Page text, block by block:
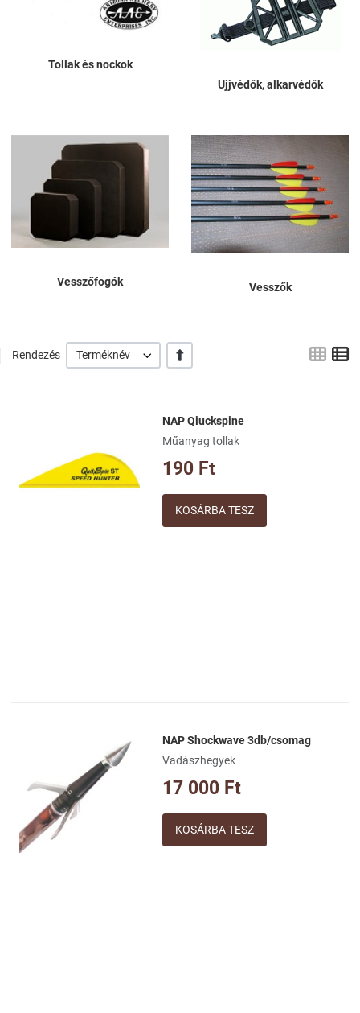
Tollak és nockok
Ujjvédők, alkarvédők
Vesszőfogók Vesszők
Rendezés Terméknév +/- Grid
Kívánságlistához adom
Összehasonlításhoz adom
Gyorsnézet
NAP Qiuckspine
Műanyag tollak
190 Ft
Mennyiség
Kívánságlistához adom
Összehasonlításhoz adom
Gyorsnézet
NAP Shockwave 3db/csomag
Vadászhegyek
17 000 Ft
Mennyiség